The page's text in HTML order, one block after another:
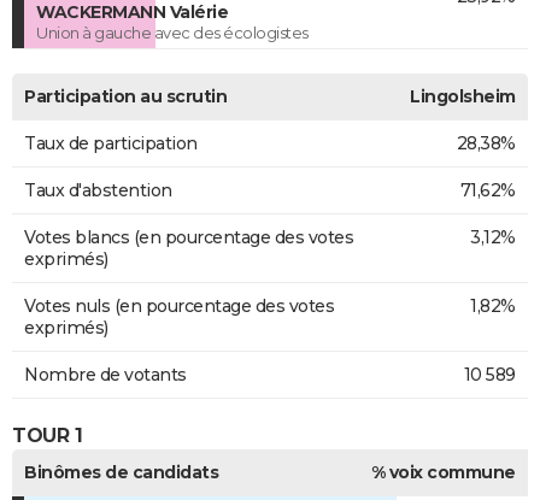
WACKERMANN Valérie
Union à gauche avec des écologistes
Participation au scrutin Lingolsheim
Taux de participation 28,38%
Taux d'abstention 71,62%
Votes blancs (en pourcentage des votes
exprimés)
3,12%
Votes nuls (en pourcentage des votes
exprimés)
1,82%
Nombre de votants 10 589
TOUR 1
Binômes de candidats
% voix commune